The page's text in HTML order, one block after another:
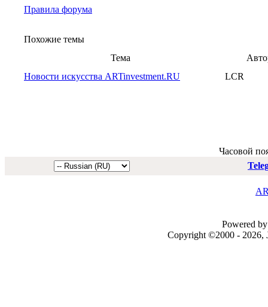
Правила форума
Похожие темы
Тема
Новости искусства ARTinvestment.RU
LCR
Часовой
Powered
Copyright ©2000 - 2026,